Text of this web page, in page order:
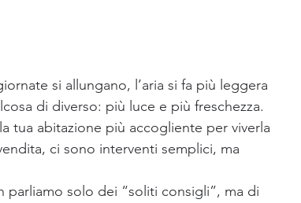
si allungano, l’aria si fa più leggera
di diverso: più luce e più freschezza.
tua abitazione più accogliente per viverla
ci sono interventi semplici, ma
solo dei “soliti consigli”, ma di